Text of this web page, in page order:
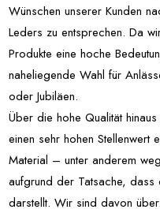
Wünschen unserer Kunden
Leders zu entsprechen. Da
Produkte eine hoche
naheliegende Wahl für
oder Jubiläen.
Über die hohe Qualität
einen sehr hohen Stellenwert
Material – unter anderem
aufgrund der Tatsache, dass
darstellt. Wir sind davon